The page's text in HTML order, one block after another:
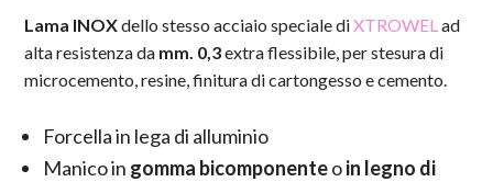
Lama INOXdello stesso acciaio speciale diXTROWELad
alta resistenza da mm. 0,3extra flessibile, per stesura di
microcemento, resine, finitura di cartongesso e cemento.
Forcella in lega di alluminio
Manico in gomma bicomponenteoin legno di